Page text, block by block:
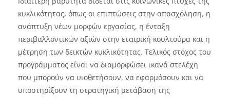
κυκλικότητας, όπως οι επιπτώσεις στην απασχόληση, η
ανάπτυξη νέων μορφών εργασίας, η ένταξη
περιβαλλοντικών αξιών στην εταιρική κουλτούρα και η
μέτρηση των δεικτών κυκλικότητας. Τελικός στόχος του
προγράμματος είναι να διαμορφώσει ικανά στελέχη
που μπορούν να υιοθετήσουν, να εφαρμόσουν και να
υποστηρίξουν τη στρατηγική μετάβαση της